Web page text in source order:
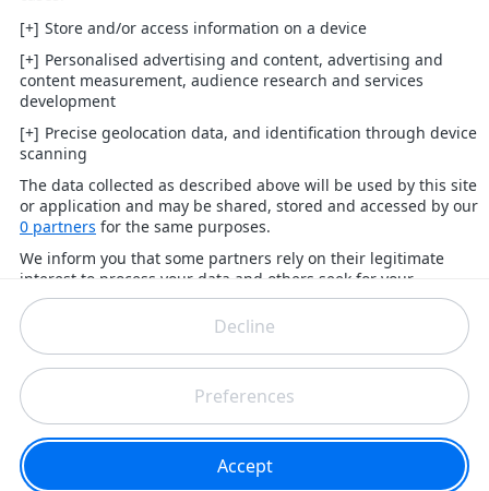
1 poivron rouge, tranché en lanières de 2 pouces
4 c. à thé de vinaigre de riz
2 c. à thé de fécule de maïs
2c. à soupe de gingembre, râpé
1/4 tasse oignon vert pour le service
[pub]
Préparation
Au robot culinaire, ajouter la crevette,l'ail, le
gingembre, la coriandre, l'huile de sésame, le
vinaigre de riz, la sauce soja, la rirarcha et les
flocons de piment rouge. Combiner le mélange.
Placer une petite cuillerée du mélange de
crevettes dans le centre de votre pâte won ton
Tremper vos doigts dans le bol d'eau et mouiller